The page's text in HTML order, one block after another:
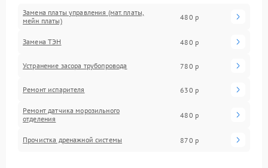
Замена платы управления (мат.платы,
мейн платы)
480 р
Замена ТЭН 480 р
Устранение засора трубопровода 780 р
Ремонт испарителя 630 р
Ремонт датчика морозильного
отделения
480 р
Прочистка дренажной системы 870 р